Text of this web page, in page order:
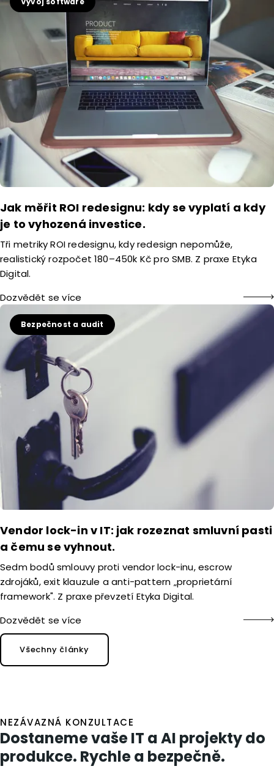
Jak měřit ROI redesignu: kdy se vyplatí a kdy
je to vyhozená investice.
Tři metriky ROI redesignu, kdy redesign nepomůže,
realistický rozpočet 180–450k Kč pro SMB. Z praxe Etyka
Digital.
Dozvědět se více
Bezpečnost a audit
Vendor lock-in v IT: jak rozeznat smluvní pasti
a čemu se vyhnout.
Sedm bodů smlouvy proti vendor lock-inu, escrow
zdrojáků, exit klauzule a anti-pattern „proprietární
framework". Z praxe převzetí Etyka Digital.
Dozvědět se více
Všechny články
NEZÁVAZNÁ KONZULTACE
Dostaneme vaše IT a AI projekty do
produkce. Rychle a bezpečně.